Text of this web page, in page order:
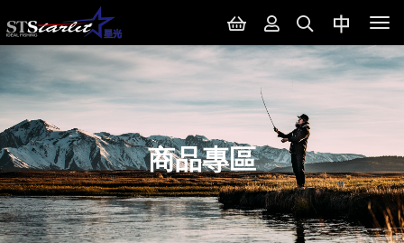
商品專區